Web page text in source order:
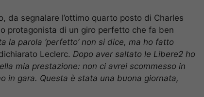
da segnalare l’ottimo quarto posto di Charles
protagonista di un giro perfetto che fa ben
la parola ‘perfetto’ non si dice, ma ho fatto
Leclerc. Dopo aver saltato le Libere2 ho
mia prestazione: non ci avrei scommesso in
in gara. Questa è stata una buona giornata,